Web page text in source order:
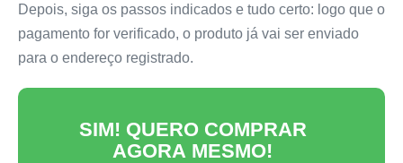
Depois, siga os passos indicados e tudo certo: logo que o
pagamento for verificado, o produto já vai ser enviado
para o endereço registrado.
SIM! QUERO COMPRAR
AGORA MESMO!